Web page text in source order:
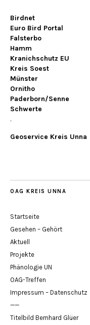
Birdnet
Euro Bird Portal
Falsterbo
Hamm
Kranichschutz EU
Kreis Soest
Münster
Ornitho
Paderborn/Senne
Schwerte
.
Geoservice Kreis Unna
OAG KREIS UNNA
Startseite
Gesehen – Gehört
Aktuell
Projekte
Phänologie UN
OAG-Treffen
Impressum – Datenschutz
——
Titelbild Bernhard Glüer